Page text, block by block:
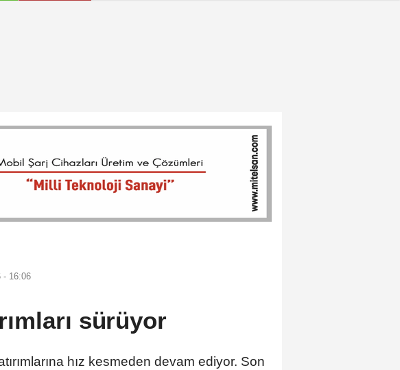
- 16:06
sürüyor
hız kesmeden devam ediyor. Son